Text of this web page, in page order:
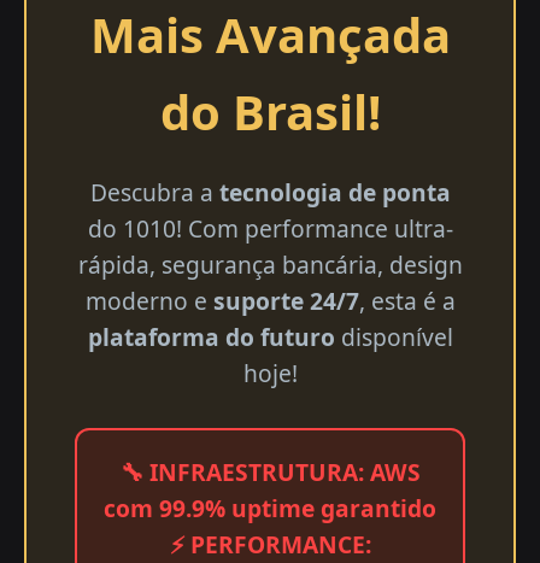
Mais Avançada
do Brasil!
Descubra a tecnologia de ponta
do 1010! Com performance ultra-
rápida, segurança bancária, design
moderno e suporte 24/7, esta é a
plataforma do futuro disponível
hoje!
🔧 INFRAESTRUTURA: AWS
com 99.9% uptime garantido
⚡ PERFORMANCE: